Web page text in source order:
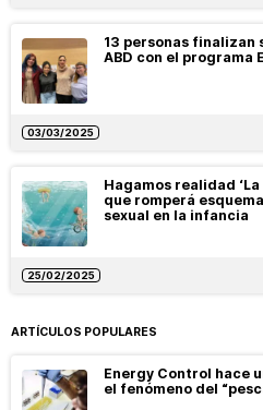
13 personas finalizan
ABD con el programa
03/03/2025
Hagamos realidad
que romperá
sexual en la infancia
25/02/2025
ARTÍCULOS POPULARES
Energy Control hace
el fenómeno del